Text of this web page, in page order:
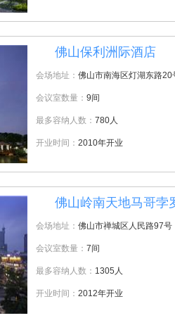
佛山保利洲际酒店
会场地址： 佛山市南海区灯湖东路20
会议室数量： 9间
最多容纳人数： 780人
开业时间： 2010年开业
佛山岭南天地马哥孛
会场地址： 佛山市禅城区人民路97号
会议室数量： 7间
最多容纳人数： 1305人
开业时间： 2012年开业